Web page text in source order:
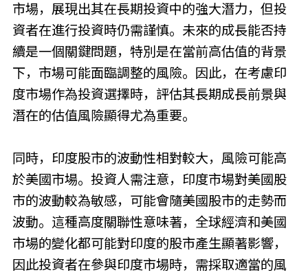
市場，展現出其在長期投資中的強大潛力，但投
資者在進行投資時仍需謹慎。未來的成長能否持
續是一個關鍵問題，特別是在當前高估值的背景
下，市場可能面臨調整的風險。因此，在考慮印
度市場作為投資選擇時，評估其長期成長前景與
潛在的估值風險顯得尤為重要。
同時，印度股市的波動性相對較大，風險可能高
於美國市場。投資人需注意，印度市場對美國股
市的波動較為敏感，可能會隨美國股市的走勢而
波動。這種高度關聯性意味著，全球經濟和美國
市場的變化都可能對印度的股市產生顯著影響，
因此投資者在參與印度市場時，需採取適當的風